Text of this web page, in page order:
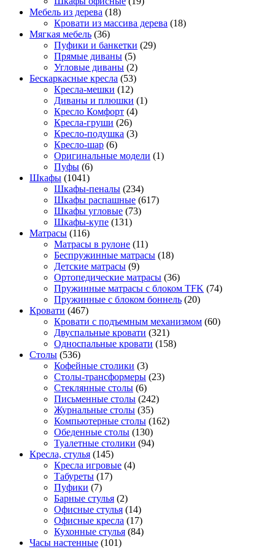
Мебель из дерева (18)
Кровати из массива дерева (18)
Мягкая мебель (36)
Пуфики и банкетки (29)
Прямые диваны (5)
Угловые диваны (2)
Бескаркасные кресла (53)
Кресла-мешки (12)
Диваны и плюшки (1)
Кресло Комфорт (4)
Кресла-груши (26)
Кресло-подушка (3)
Кресло-шар (6)
Оригинальные модели (1)
Пуфы (6)
Шкафы (1041)
Шкафы-пеналы (234)
Шкафы распашные (617)
Шкафы угловые (73)
Шкафы-купе (131)
Матрасы (116)
Матрасы в рулоне (11)
Беспружинные матрасы (18)
Детские матрасы (9)
Ортопедические матрасы (36)
Пружинные матрасы с блоком TFK (74)
Пружинные с блоком боннель (20)
Кровати (467)
Кровати с подъемным механизмом (60)
Двуспальные кровати (321)
Односпальные кровати (158)
Столы (536)
Кофейные столики (3)
Столы-трансформеры (23)
Стеклянные столы (6)
Письменные столы (242)
Журнальные столы (35)
Компьютерные столы (162)
Обеденные столы (130)
Туалетные столики (94)
Кресла, стулья (145)
Кресла игровые (4)
Табуреты (17)
Пуфики (7)
Барные стулья (2)
Офисные стулья (14)
Офисные кресла (17)
Кухонные стулья (84)
Часы настенные (101)